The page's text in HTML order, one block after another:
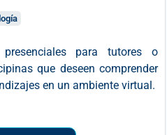
para tutores o
que deseen comprender
en un ambiente virtual.